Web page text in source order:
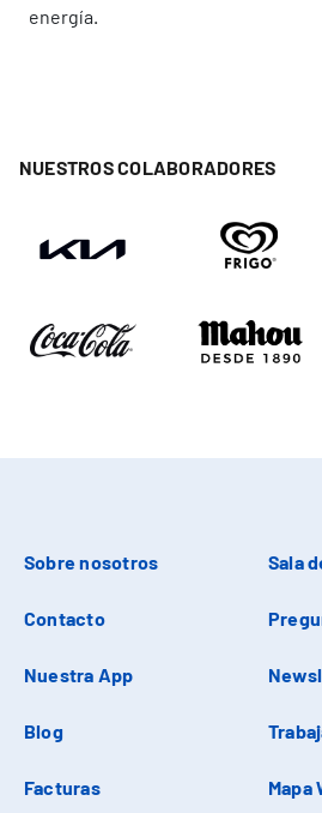
energía.
NUESTROS COLABORADORES
Sobre nosotros Sala
Contacto
Nuestra App
Blog
Facturas Mapa